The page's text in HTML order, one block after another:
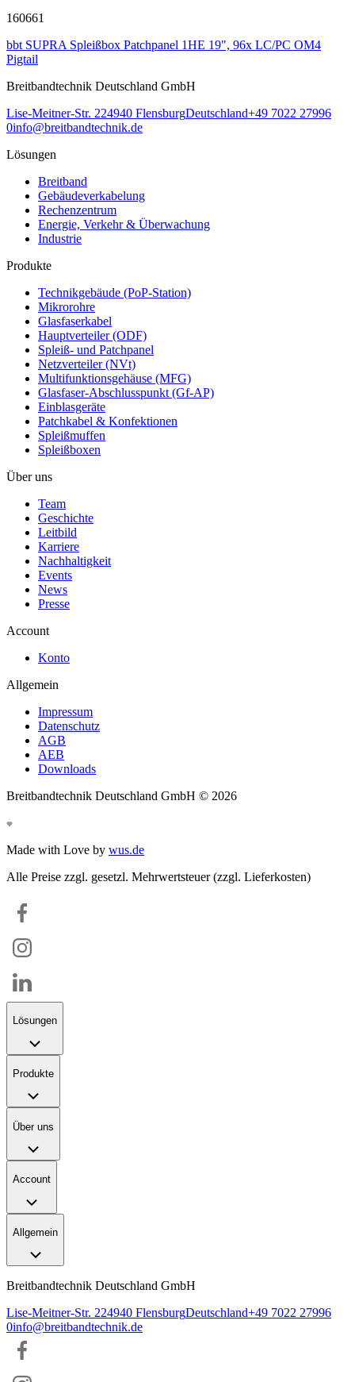
160661
bbt SUPRA Spleißbox Patchpanel 1HE 19", 96x LC/PC OM4
Pigtail
Breitbandtechnik Deutschland GmbH
Lise-Meitner-Str. 224940 FlensburgDeutschland+49 7022 27996
0info@breitbandtechnik.de
Lösungen
Breitband
Gebäudeverkabelung
Rechenzentrum
Energie, Verkehr & Überwachung
Industrie
Produkte
Technikgebäude (PoP-Station)
Mikrorohre
Glasfaserkabel
Hauptverteiler (ODF)
Spleiß- und Patchpanel
Netzverteiler (NVt)
Multifunktionsgehäuse (MFG)
Glasfaser-Abschlusspunkt (Gf-AP)
Einblasgeräte
Patchkabel & Konfektionen
Spleißmuffen
Spleißboxen
Über uns
Team
Geschichte
Leitbild
Karriere
Nachhaltigkeit
Events
News
Presse
Account
Konto
Allgemein
Impressum
Datenschutz
AGB
AEB
Downloads
Breitbandtechnik Deutschland GmbH © 2026
Made with Love by wus.de
Alle Preise zzgl. gesetzl. Mehrwertsteuer (zzgl. Lieferkosten)
Lösungen
Produkte
Über uns
Account
Allgemein
Breitbandtechnik Deutschland GmbH
Lise-Meitner-Str. 224940 FlensburgDeutschland+49 7022 27996
0info@breitbandtechnik.de